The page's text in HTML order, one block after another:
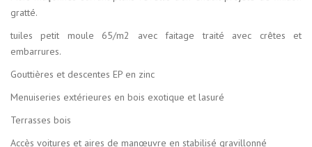
gratté.
tuiles petit moule 65/m2 avec faitage traité avec crêtes et
embarrures.
Gouttières et descentes EP en zinc
Menuiseries extérieures en bois exotique et lasuré
Terrasses bois
Accès voitures et aires de manœuvre en stabilisé gravillonné